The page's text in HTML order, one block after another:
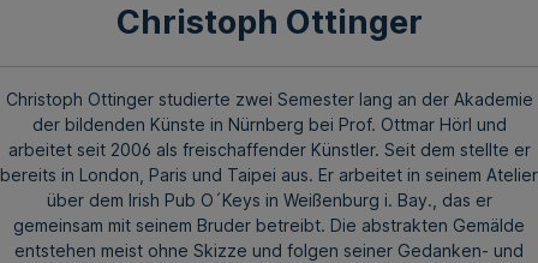
Christoph Ottinger
Christoph Ottinger studierte zwei Semester lang an der Akademie
der bildenden Künste in Nürnberg bei Prof. Ottmar Hörl und
arbeitet seit 2006 als freischaffender Künstler. Seit dem stellte er
bereits in London, Paris und Taipei aus. Er arbeitet in seinem Atelier
über dem Irish Pub O´Keys in Weißenburg i. Bay., das er
gemeinsam mit seinem Bruder betreibt. Die abstrakten Gemälde
entstehen meist ohne Skizze und folgen seiner Gedanken- und